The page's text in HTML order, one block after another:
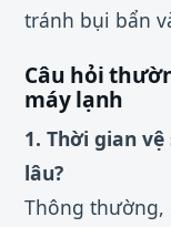
tránh bụi bẩn
Câu hỏi
máy lạnh
1. Thời gian
lâu?
Thông thường,